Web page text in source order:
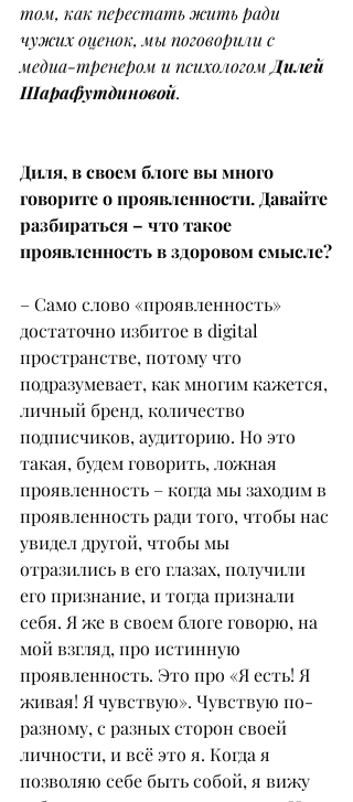
том, как перестать жить ради
чужих оценок, мы поговорили с
медиа-тренером и психологом Дилей
Шарафутдиновой.
Диля, в своем блоге вы много
говорите о проявленности. Давайте
разбираться – что такое
проявленность в здоровом смысле?
– Само слово «проявленность»
достаточно избитое в digital
пространстве, потому что
подразумевает, как многим кажется,
личный бренд, количество
подписчиков, аудиторию. Но это
такая, будем говорить, ложная
проявленность – когда мы заходим в
проявленность ради того, чтобы нас
увидел другой, чтобы мы
отразились в его глазах, получили
его признание, и тогда признали
себя. Я же в своем блоге говорю, на
мой взгляд, про истинную
проявленность. Это про «Я есть! Я
живая! Я чувствую». Чувствую по-
разному, с разных сторон своей
личности, и всё это я. Когда я
позволяю себе быть собой, я вижу